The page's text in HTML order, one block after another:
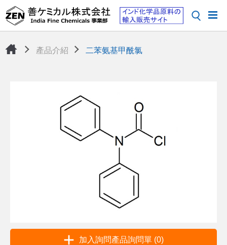
產品介紹 二苯氨基甲酰氯
加入詢問產品詢問單 (0)